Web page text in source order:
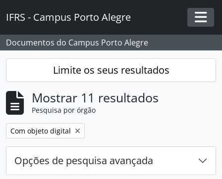
IFRS - Campus Porto Alegre
Documentos do Campus Porto Alegre
Limite os seus resultados
Mostrar 11 resultados
Pesquisa por órgão
Remover filtro:
Com objeto digital
Opções de pesquisa avançada